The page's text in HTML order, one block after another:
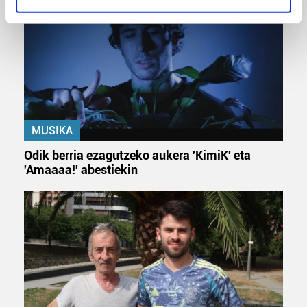
specific characteristics (fingerprinting)
Find out more about how your personal data is processed
and set your preferences in thedetails section
Guk eta gure bazkideek zure datu pertsonalak
prozesatzen ditugu, zure IP zenbakia, besteak beste,
teknologia erabiliz, cookieak adibidez, iragarki eta eduki
pertsonalizatuak eskaintzeko, iragarkiak eta edukia
produktuak garatzeko. Zure datuak nork eta zertarako
Bazkide batzuek ez dizute baimenik eskatzen, eta beren
interes komertzial legitimoetan babesten dira. Ikusi gure
bazkideen zerrenda, beren ustez zein helburutarako
duten interes legitimoa eta horren aurka nola egin
dezakezun ikusteko.
MUSIKA
Odik berria ezagutzeko aukera 'KimiK' eta
'Amaaaa!' abestiekin